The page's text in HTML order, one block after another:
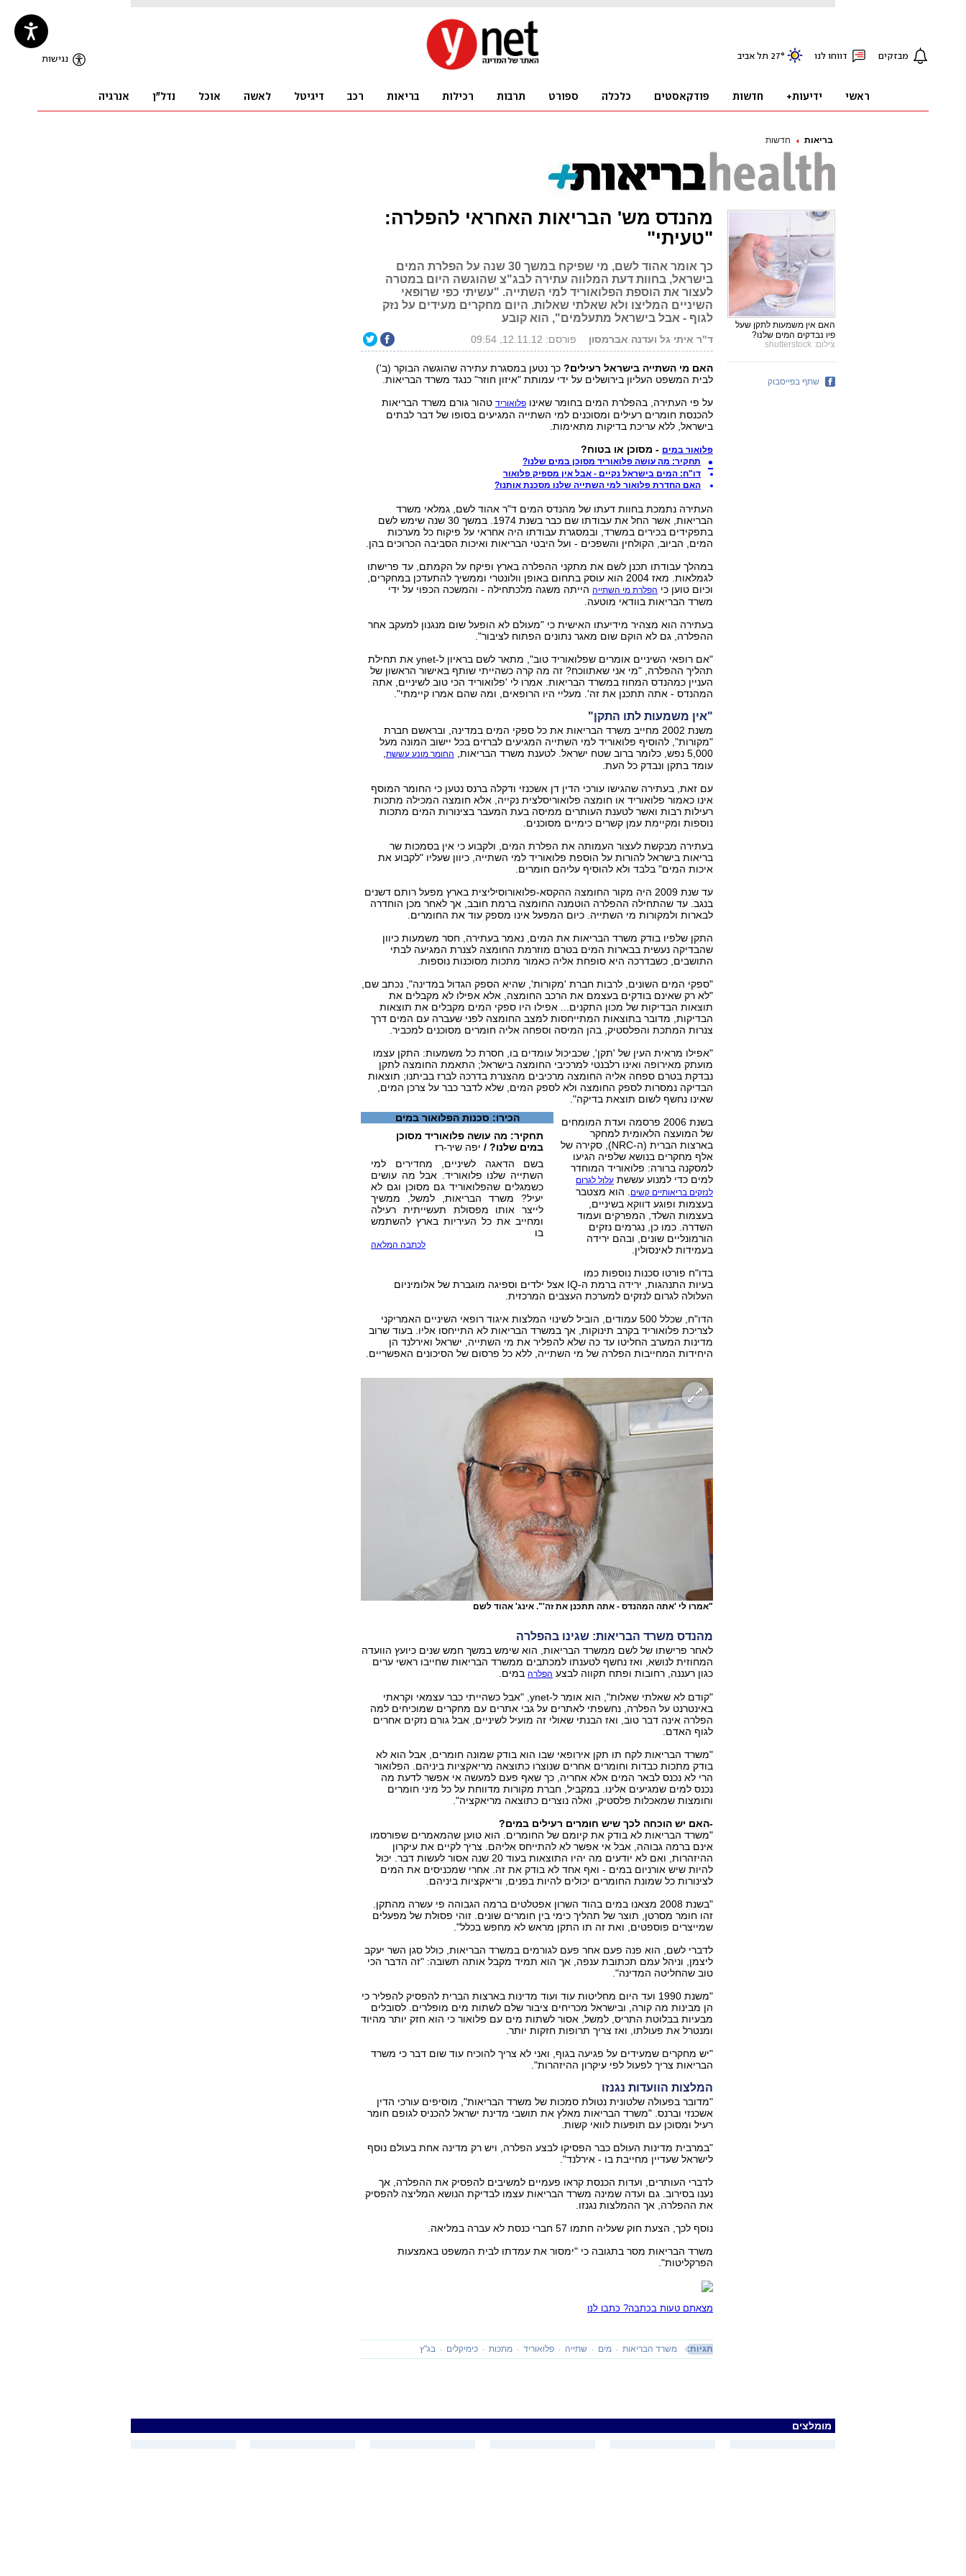
בריאות חדשות
מהנדס מש' הבריאות האחראי להפלרה:
"טעיתי"
כך אומר אהוד לשם, מי שפיקח במשך 30 שנה על הפלרת המים
בישראל, בחוות דעת המלווה עתירה לבג"צ שהוגשה היום במטרה
לעצור את הוספת הפלואוריד למי השתייה. "עשיתי כפי שרופאי
השיניים המליצו ולא שאלתי שאלות. היום מחקרים מעידים על נזק
לגוף - אבל בישראל מתעלמים", הוא קובע
ד"ר איתי גל ועדנה אברמסון פורסם: 12.11.12, 09:54
האם מי השתייה בישראל רעילים?כך נטען במסגרת עתירה שהוגשה הבוקר (ב')
לבית המשפט העליון בירושלים על ידי עמותת "איזון חוזר" כנגד משרד הבריאות.
על פי העתירה, בהפלרת המים בחומר שאינו פלואורידטהור גורם משרד הבריאות
להכנסת חומרים רעילים ומסוכנים למי השתייה המגיעים בסופו של דבר לבתים
בישראל, ללא עריכת בדיקות מתאימות.
פלואור במים - מסוכן או בטוח?
תחקיר: מה עושה פלואוריד מסוכן במים שלנו?
דו"ח: המים בישראל נקיים - אבל אין מספיק פלואור
האם החדרת פלואור למי השתייה שלנו מסכנת אותנו?
העתירה נתמכת בחוות דעתו של מהנדס המים ד"ר אהוד לשם, גמלאי משרד
הבריאות, אשר החל את עבודתו שם כבר בשנת 1974. במשך 30 שנה שימש לשם
בתפקידים בכירים במשרד, ובמסגרת עבודתו היה אחראי על פיקוח כל מערכות
המים, הביוב, הקולחין והשפכים - ועל היבטי הבריאות ואיכות הסביבה הכרוכים בהן.
במהלך עבודתו תכנן לשם את מתקני ההפלרה בארץ ופיקח על הקמתם, עד פרישתו
לגמלאות. מאז 2004 הוא עוסק בתחום באופן וולונטרי וממשיך להתעדכן במחקרים,
וכיום טוען כי הפלרת מי השתייההייתה משגה מלכתחילה - והמשכה הכפוי על ידי
משרד הבריאות בוודאי מוטעה.
בעתירה הוא מצהיר מידיעתו האישית כי "מעולם לא הופעל שום מנגנון למעקב אחר
ההפלרה, גם לא הוקם שום מאגר נתונים הפתוח לציבור".
"אם רופאי השיניים אומרים שפלואוריד טוב", מתאר לשם בראיון ל-ynet את תחילת
תהליך ההפלרה, "מי אני שאתווכח? זה מה קרה כשהייתי שותף באישור הראשון של
העניין כמהנדס המחוז במשרד הבריאות. אמרו לי 'פלואוריד הכי טוב לשיניים, אתה
המהנדס - אתה תתכנן את זה'. מעליי היו הרופאים, ומה שהם אמרו קיימתי".
"אין משמעות לתו התקן"
משנת 2002 מחייב משרד הבריאות את כל ספקי המים במדינה, ובראשם חברת
"מקורות", להוסיף פלואוריד למי השתייה המגיעים לברזים בכל יישוב המונה מעל
5,000 נפש, כלומר ברוב שטח ישראל. לטענת משרד הבריאות,
החומר מונע עששת,
עומד בתקן ונבדק כל העת.
עם זאת, בעתירה שהגישו עורכי הדין דן אשכנזי ודקלה ברנס נטען כי החומר המוסף
אינו כאמור פלואוריד או חומצה פלואוריסלצית נקייה, אלא חומצה המכילה מתכות
רעילות רבות ואשר לטענת העותרים ממיסה בעת המעבר בצינורות המים מתכות
נוספות ומקיימת עמן קשרים כימיים מסוכנים.
בעתירה מבקשת לעצור העמותה את הפלרת המים, ולקבוע כי אין בסמכות שר
בריאות בישראל להורות על הוספת פלואוריד למי השתייה, כיוון שעליו "לקבוע את
איכות המים" בלבד ולא להוסיף עליהם חומרים.
עד שנת 2009 היה מקור החומצה ההקסא-פלואורוסיליצית בארץ מפעל רותם דשנים
בנגב. עד שהתחילה ההפלרה הוטמנה החומצה ברמת חובב, אך לאחר מכן הוחדרה
לבארות ולמקורות מי השתייה. כיום המפעל אינו מספק עוד את החומרים.
התקן שלפיו בודק משרד הבריאות את המים, נאמר בעתירה, חסר משמעות כיוון
שהבדיקה נעשית בבארות המים בטרם מוזרמת החומצה לצנרת המגיעה לבתי
התושבים, כשבדרכה היא סופחת אליה כאמור מתכות מסוכנות נוספות.
"ספקי המים השונים, לרבות חברת 'מקורות', שהיא הספק הגדול במדינה", נכתב שם,
"לא רק שאינם בודקים בעצמם את הרכב החומצה, אלא אפילו לא מקבלים את
תוצאות הבדיקות של מכון התקנים... אפילו היו ספקי המים מקבלים את תוצאות
הבדיקות, מדובר בתוצאות המתייחסות למצב החומצה לפני שעברה עם המים דרך
צנרות המתכת והפלסטיק, בהן המיסה וספחה אליה חומרים מסוכנים למכביר.
"אפילו מראית העין של 'תקן', שכביכול עומדים בו, חסרת כל משמעות: התקן עצמו
מועתק מאירופה ואינו רלבנטי למרכיבי החומצה בישראל; התאמת החומצה לתקן
נבדקת בטרם ספחה אליה החומצה מרכיבים מהצנרת בדרכה לברז בביתנו; תוצאות
הבדיקה נמסרות לספק החומצה ולא לספק המים, שלא לדבר כבר על צרכן המים,
שאינו נחשף לשום תוצאת בדיקה".
הכירו: סכנות הפלואור במים
תחקיר: מה עושה פלואוריד מסוכן
במים שלנו? / יפה שיר-רז
בשם הדאגה לשיניים, מחדירים למי
השתייה שלנו פלואוריד. אבל מה עושים
כשמגלים שהפלואוריד גם מסוכן וגם לא
יעיל? משרד הבריאות, למשל, ממשיך
לייצר אותו מפסולת תעשייתית רעילה
ומחייב את כל העיריות בארץ להשתמש
בו
לכתבה המלאה
בשנת 2006 פרסמה ועדת המומחים
של המועצה הלאומית למחקר
בארצות הברית (ה-NRC), סקירה של
אלף מחקרים בנושא שלפיה הגיעו
למסקנה ברורה: פלואוריד המוחדר
למים כדי למנוע עששת עלול לגרום
לנזקים בריאותיים קשים. הוא מצטבר
בעצמות ופוגע דווקא בשיניים,
בעצמות השלד, המפרקים ועמוד
השדרה. כמו כן, נגרמים נזקים
הורמונליים שונים, ובהם ירידה
בעמידות לאינסולין.
בדו"ח פורטו סכנות נוספות כמו
בעיות התנהגות, ירידה ברמת ה-IQ אצל ילדים וספיגה מוגברת של אלומיניום
העלולה לגרום לנזקים למערכת העצבים המרכזית.
הדו"ח, שכלל 500 עמודים, הוביל לשינוי המלצות איגוד רופאי השיניים האמריקני
לצריכת פלואוריד בקרב תינוקות, אך במשרד הבריאות לא התייחסו אליו. בעוד שרוב
מדינות המערב החליטו עד כה שלא להפליר את מי השתייה, ישראל ואירלנד הן
היחידות המחייבות הפלרה של מי השתייה, ללא כל פרסום של הסיכונים האפשריים.
"אמרו לי 'אתה המהנדס - אתה תתכנן את זה'". אינג' אהוד לשם
מהנדס משרד הבריאות: שגינו בהפלרה
לאחר פרישתו של לשם ממשרד הבריאות, הוא שימש במשך חמש שנים כיועץ הוועדה
המחוזית לנושא, ואז נחשף לטענתו למכתבים ממשרד הבריאות שחייבו ראשי ערים
כגון רעננה, רחובות ופתח תקווה לבצע הפלרהבמים.
"קודם לא שאלתי שאלות", הוא אומר ל-ynet, "אבל כשהייתי כבר עצמאי וקראתי
באינטרנט על הפלרה, נחשפתי לאתרים על גבי אתרים עם מחקרים שמוכיחים למה
הפלרה אינה דבר טוב, ואז הבנתי שאולי זה מועיל לשיניים, אבל גורם נזקים אחרים
לגוף האדם.
"משרד הבריאות לקח תו תקן אירופאי שבו הוא בודק שמונה חומרים, אבל הוא לא
בודק מתכות כבדות וחומרים אחרים שנוצרו כתוצאה מריאקציות ביניהם. הפלואור
הרי לא נכנס לבאר המים אלא אחריה, כך שאף פעם למעשה אי אפשר לדעת מה
נכנס למים שמגיעים אלינו. במקביל, חברת מקורות מדווחת על כל מיני חומרים
וחומצות שמאכלות פלסטיק, ואלה נוצרים כתוצאה מריאקציה".
-האם יש הוכחה לכך שיש חומרים רעילים במים?
"משרד הבריאות לא בודק את קיומם של החומרים. הוא טוען שהמאמרים שפורסמו
אינם ברמה גבוהה, אבל אי אפשר לא להתייחס אליהם. צריך לקיים את עיקרון
ההיזהרות, ואם לא יודעים מה יהיו התוצאות בעוד 20 שנה אסור לעשות דבר. יכול
להיות שיש אורניום במים - ואף אחד לא בודק את זה. אחרי שמכניסים את המים
לצינורות כל שמונת החומרים יכולים להיות בפנים, וריאקציות ביניהם.
"בשנת 2008 מצאנו במים בהוד השרון אפטלטים ברמה הגבוהה פי עשרה מהתקן.
זהו חומר מסרטן, תוצר של תהליך כימי בין חומרים שונים. זוהי פסולת של מפעלים
שמייצרים פוספטים, ואת זה תו התקן מראש לא מחפש בכלל".
לדברי לשם, הוא פנה פעם אחר פעם לגורמים במשרד הבריאות, כולל סגן השר יעקב
ליצמן, וניהל עמם תכתובת ענפה, אך הוא תמיד מקבל אותה תשובה: "זה הדבר הכי
טוב שהחליטה המדינה".
"משנת 1990 ועד היום מחליטות עוד ועוד מדינות בארצות הברית להפסיק להפליר כי
הן מבינות מה קורה, ובישראל מכריחים ציבור שלם לשתות מים מופלרים. לסובלים
מבעיות בבלוטת התריס, למשל, אסור לשתות מים עם פלואור כי הוא חזק יותר מהיוד
ומנטרל את פעולתו, ואז צריך תרופות חזקות יותר.
"יש מחקרים שמעידים על פגיעה בגוף, ואני לא צריך להוכיח עוד שום דבר כי משרד
הבריאות צריך לפעול לפי עיקרון ההיזהרות".
המלצות הוועדות נגנזו
"מדובר בפעולה שלטונית נטולת סמכות של משרד הבריאות", מוסיפים עורכי הדין
אשכנזי וברנס. "משרד הבריאות מאלץ את תושבי מדינת ישראל להכניס לגופם חומר
רעיל ומסוכן עם תופעות לוואי קשות.
"במרבית מדינות העולם כבר הפסיקו לבצע הפלרה, ויש רק מדינה אחת בעולם נוסף
לישראל שעדיין מחייבת בו - אירלנד".
לדברי העותרים, ועדות הכנסת קראו פעמיים למשיבים להפסיק את ההפלרה, אך
נענו בסירוב. גם ועדה שמינה משרד הבריאות עצמו לבדיקת הנושא המליצה להפסיק
את ההפלרה, אך ההמלצות נגנזו.
נוסף לכך, הצעת חוק שעליה חתמו 57 חברי כנסת לא עברה במליאה.
משרד הבריאות מסר בתגובה כי "ימסור את עמדתו לבית המשפט באמצעות
הפרקליטות".
מצאתם טעות בכתבה? כתבו לנו
תגיות: משרד הבריאות מים שתייה פלואוריד מתכות כימיקלים בג"ץ
האם אין משמעות לתקן שעל
פיו נבדקים המים שלנו?
צילום: shutterstock
שתף בפייסבוק
מומלצים